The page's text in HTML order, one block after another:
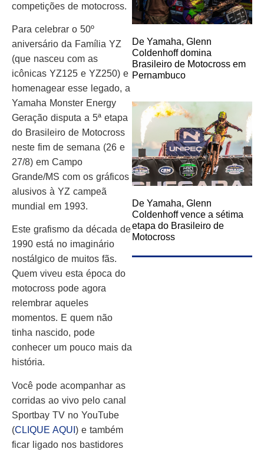
competições de motocross.
Para celebrar o 50º
aniversário da Família YZ
(que nasceu com as
icônicas YZ125 e YZ250) e
homenagear esse legado, a
Yamaha Monster Energy
Geração disputa a 5ª etapa
do Brasileiro de Motocross
neste fim de semana (26 e
27/8) em Campo
Grande/MS com os gráficos
alusivos à YZ campeã
mundial em 1993.
Este grafismo da década de
1990 está no imaginário
nostálgico de muitos fãs.
Quem viveu esta época do
motocross pode agora
relembrar aqueles
momentos. E quem não
tinha nascido, pode
conhecer um pouco mais da
história.
Você pode acompanhar as
corridas ao vivo pelo canal
Sportbay TV no YouTube
(CLIQUE AQUI ) e também
ficar ligado nos bastidores
De Yamaha, Glenn
Coldenhoff domina
Brasileiro de Motocross em
Pernambuco
De Yamaha, Glenn
Coldenhoff vence a sétima
etapa do Brasileiro de
Motocross